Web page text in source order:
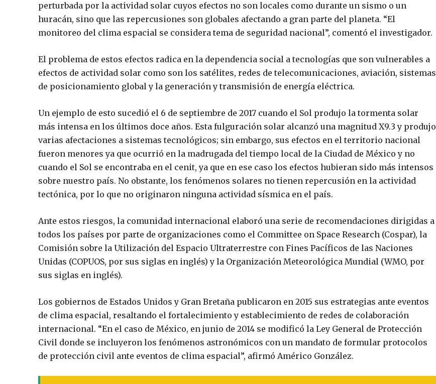
perturbada por la actividad solar cuyos efectos no son locales como durante un sismo o un
huracán, sino que las repercusiones son globales afectando a gran parte del planeta. “El
monitoreo del clima espacial se considera tema de seguridad nacional”, comentó el investigador.
El problema de estos efectos radica en la dependencia social a tecnologías que son vulnerables a
efectos de actividad solar como son los satélites, redes de telecomunicaciones, aviación, sistemas
de posicionamiento global y la generación y transmisión de energía eléctrica.
Un ejemplo de esto sucedió el 6 de septiembre de 2017 cuando el Sol produjo la tormenta solar
más intensa en los últimos doce años. Esta fulguración solar alcanzó una magnitud X9.3 y produjo
varias afectaciones a sistemas tecnológicos; sin embargo, sus efectos en el territorio nacional
fueron menores ya que ocurrió en la madrugada del tiempo local de la Ciudad de México y no
cuando el Sol se encontraba en el cenit, ya que en ese caso los efectos hubieran sido más intensos
sobre nuestro país. No obstante, los fenómenos solares no tienen repercusión en la actividad
tectónica, por lo que no originaron ninguna actividad sísmica en el país.
Ante estos riesgos, la comunidad internacional elaboró una serie de recomendaciones dirigidas a
todos los países por parte de organizaciones como el Committee on Space Research (Cospar), la
Comisión sobre la Utilización del Espacio Ultraterrestre con Fines Pacíficos de las Naciones
Unidas (COPUOS, por sus siglas en inglés) y la Organización Meteorológica Mundial (WMO, por
sus siglas en inglés).
Los gobiernos de Estados Unidos y Gran Bretaña publicaron en 2015 sus estrategias ante eventos
de clima espacial, resaltando el fortalecimiento y establecimiento de redes de colaboración
internacional. “En el caso de México, en junio de 2014 se modificó la Ley General de Protección
Civil donde se incluyeron los fenómenos astronómicos con un mandato de formular protocolos
de protección civil ante eventos de clima espacial”, afirmó Américo González.